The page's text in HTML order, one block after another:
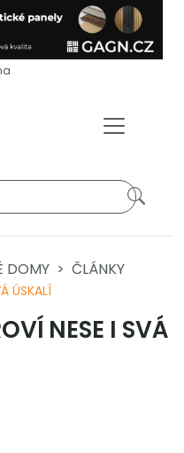
DOMY ČLÁNKY
ÚSKALÍ
NESE I SVÁ